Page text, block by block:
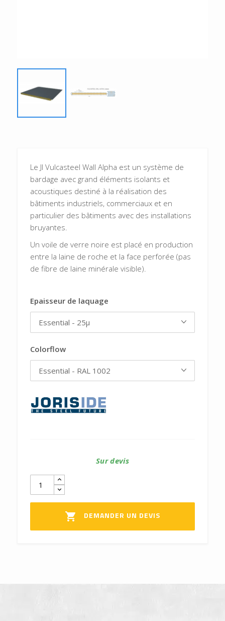
Le JI Vulcasteel Wall Alpha est un système de
bardage avec grand éléments isolants et
acoustiques destiné à la réalisation des
bâtiments industriels, commerciaux et en
particulier des bâtiments avec des installations
bruyantes.
Un voile de verre noire est placé en production
entre la laine de roche et la face perforée (pas
de fibre de laine minérale visible).
Epaisseur de laquage
Colorflow
Sur devis
 DEMANDER UN DEVIS